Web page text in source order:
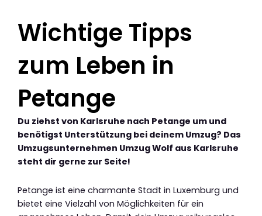
Wichtige Tipps
zum Leben in
Petange
Du ziehst von Karlsruhe nach Petange um und
benötigst Unterstützung bei deinem Umzug? Das
Umzugsunternehmen Umzug Wolf aus Karlsruhe
steht dir gerne zur Seite!
Petange ist eine charmante Stadt in Luxemburg und
bietet eine Vielzahl von Möglichkeiten für ein